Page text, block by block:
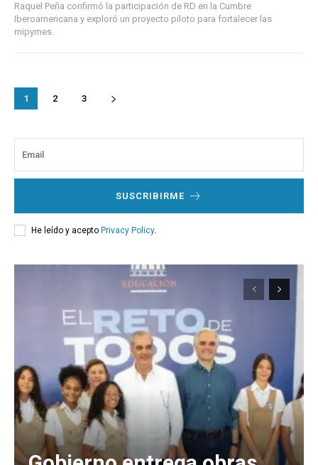
Raquel Peña confirmó la participación de RD en la Cumbre
Iberoamericana y exploró un proyecto piloto para fortalecer las
mipymes.
1 2 3
SUSCRIBIRME
He leído y acepto Privacy Policy.